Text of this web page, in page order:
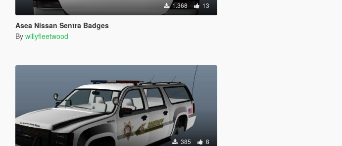
1.368 13
Asea Nissan Sentra Badges
By willyfleetwood
385 8